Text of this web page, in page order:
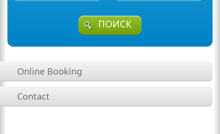
ПОИСК
Online Booking
Contact